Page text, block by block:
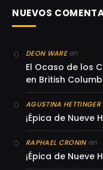
NUEVOS
DEON WAREen
El Ocaso de los
en British
AGUSTINA HETTINGER
¡Épica de Nueve
RAPHAEL CRONINen
¡Épica de Nueve